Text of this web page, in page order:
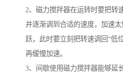
2、磁力搅拌器在运转时要把转
并逐渐调到合适的速度，加速
跃，此时要立刻把转速调回“低
再缓慢加速。
3、间歇使用磁力搅拌器能够延